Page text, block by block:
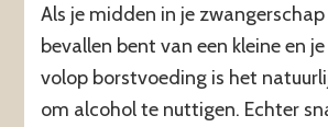
Als je midden in je
bevallen bent van een kleine en
volop borstvoeding is het
om alcohol te nuttigen. Echter